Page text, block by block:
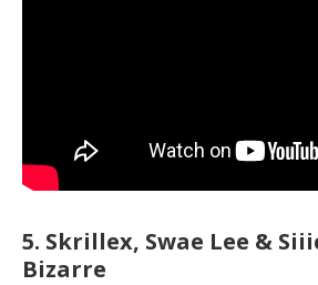
5. Skrillex, Swae Lee &
Bizarre